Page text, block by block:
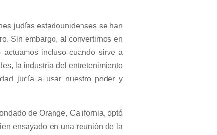
judías estadounidenses se han
Sin embargo, al convertirnos en
incluso cuando sirve a
la industria del entretenimiento
judía a usar nuestro poder y
de Orange, California, optó
ensayado en una reunión de la